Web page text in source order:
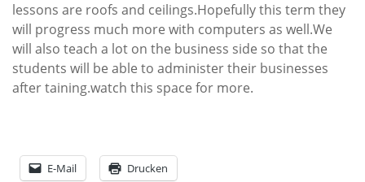
lessons are roofs and ceilings.Hopefully this term they
will progress much more with computers as well.We
will also teach a lot on the business side so that the
students will be able to administer their businesses
after taining.watch this space for more.
E-Mail Drucken